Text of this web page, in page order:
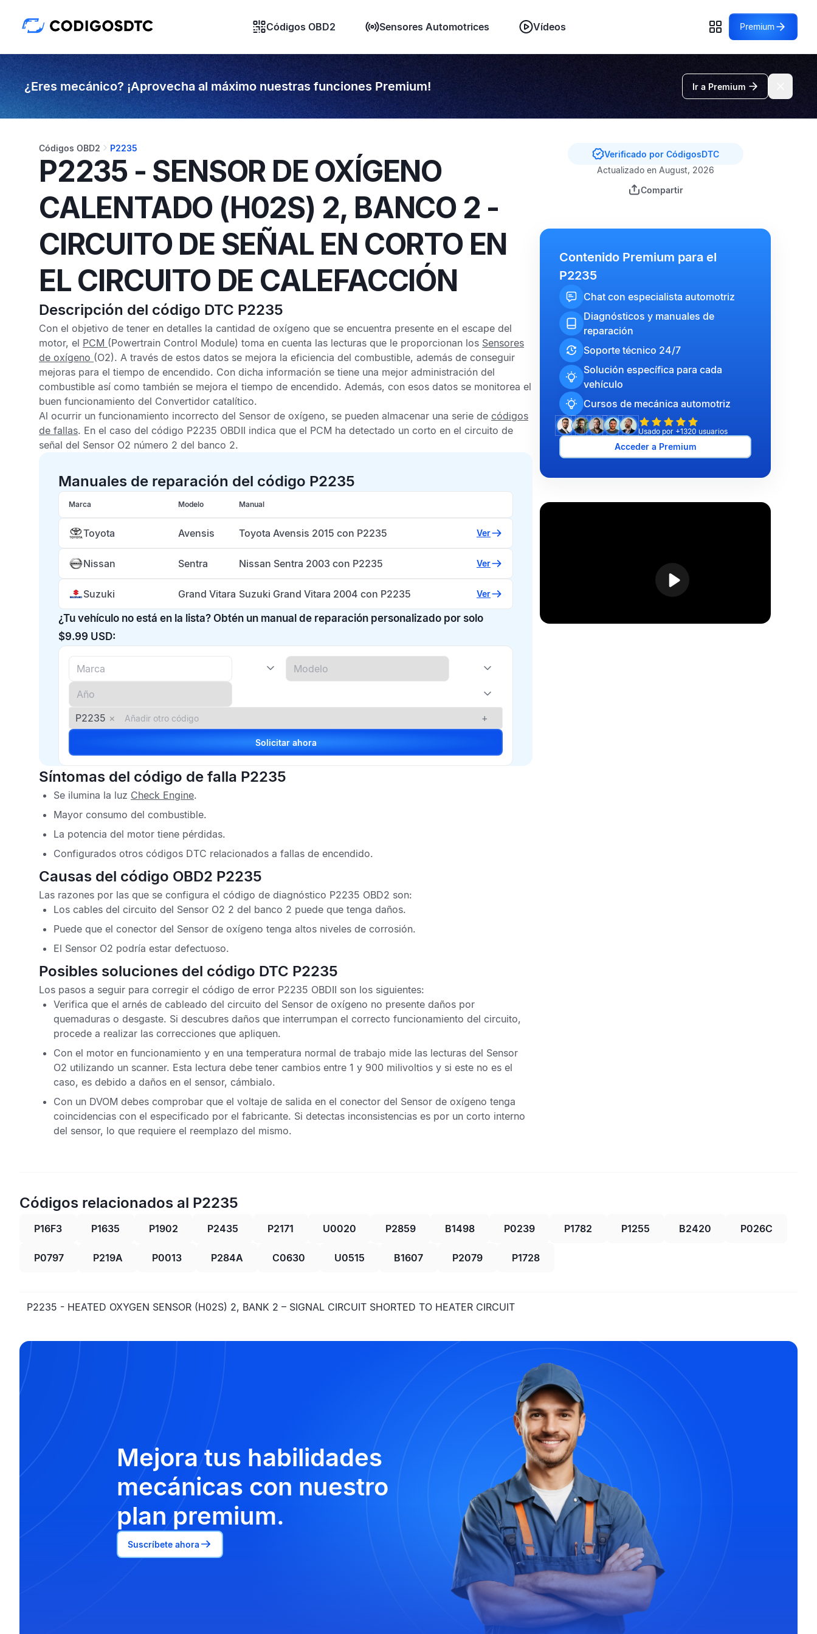
Códigos OBD2 Sensores Automotrices Vídeos Premium
¿Eres mecánico? ¡Aprovecha al máximo nuestras funciones Premium! Ir a Premium
Códigos OBD2 P2235
P2235 - SENSOR DE OXÍGENO
CALENTADO (H02S) 2, BANCO 2 -
CIRCUITO DE SEÑAL EN CORTO EN
EL CIRCUITO DE CALEFACCIÓN
Descripción del código DTC P2235
Con el objetivo de tener en detalles la cantidad de oxígeno que se encuentra presente en el escape del
motor, el PCM (Powertrain Control Module) toma en cuenta las lecturas que le proporcionan los Sensores
de oxígeno (O2). A través de estos datos se mejora la eficiencia del combustible, además de conseguir
mejoras para el tiempo de encendido. Con dicha información se tiene una mejor administración del
combustible así como también se mejora el tiempo de encendido. Además, con esos datos se monitorea el
buen funcionamiento del Convertidor catalítico.
Al ocurrir un funcionamiento incorrecto del Sensor de oxígeno, se pueden almacenar una serie de códigos
de fallas. En el caso del código P2235 OBDII indica que el PCM ha detectado un corto en el circuito de
señal del Sensor O2 número 2 del banco 2.
Manuales de reparación del código P2235
Marca Modelo Manual
Toyota Avensis Toyota Avensis 2015 con P2235 Ver
Nissan Sentra Nissan Sentra 2003 con P2235 Ver
Suzuki Grand Vitara Suzuki Grand Vitara 2004 con P2235 Ver
¿Tu vehículo no está en la lista? Obtén un manual de reparación personalizado por solo
$9.99 USD:
P2235 × +
Solicitar ahora
Síntomas del código de falla P2235
Se ilumina la luz Check Engine.
Mayor consumo del combustible.
La potencia del motor tiene pérdidas.
Configurados otros códigos DTC relacionados a fallas de encendido.
Causas del código OBD2 P2235
Las razones por las que se configura el código de diagnóstico P2235 OBD2 son:
Los cables del circuito del Sensor O2 2 del banco 2 puede que tenga daños.
Puede que el conector del Sensor de oxígeno tenga altos niveles de corrosión.
El Sensor O2 podría estar defectuoso.
Posibles soluciones del código DTC P2235
Los pasos a seguir para corregir el código de error P2235 OBDII son los siguientes:
Verifica que el arnés de cableado del circuito del Sensor de oxígeno no presente daños por
quemaduras o desgaste. Si descubres daños que interrumpan el correcto funcionamiento del circuito,
procede a realizar las correcciones que apliquen.
Con el motor en funcionamiento y en una temperatura normal de trabajo mide las lecturas del Sensor
O2 utilizando un scanner. Esta lectura debe tener cambios entre 1 y 900 milivoltios y si este no es el
caso, es debido a daños en el sensor, cámbialo.
Con un DVOM debes comprobar que el voltaje de salida en el conector del Sensor de oxígeno tenga
coincidencias con el especificado por el fabricante. Si detectas inconsistencias es por un corto interno
del sensor, lo que requiere el reemplazo del mismo.
Verificado por CódigosDTC
Actualizado en August, 2026
Compartir
Contenido Premium para el
P2235
Chat con especialista automotriz
Diagnósticos y manuales de
reparación
Soporte técnico 24/7
Solución específica para cada
vehículo
Cursos de mecánica automotriz
Usado por +1320 usuarios
Acceder a Premium
Códigos relacionados al P2235
P16F3 P1635 P1902 P2435 P2171 U0020 P2859 B1498 P0239 P1782 P1255 B2420 P026C
P0797 P219A P0013 P284A C0630 U0515 B1607 P2079 P1728
P2235 - HEATED OXYGEN SENSOR (H02S) 2, BANK 2 – SIGNAL CIRCUIT SHORTED TO HEATER CIRCUIT
Mejora tus habilidades
mecánicas con nuestro
plan premium.
Suscríbete ahora